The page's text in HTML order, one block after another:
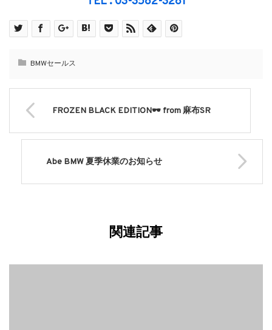
BMWセールス
FROZEN BLACK EDITION🕶 from 麻布SR
Abe BMW 夏季休業のお知らせ
関連記事